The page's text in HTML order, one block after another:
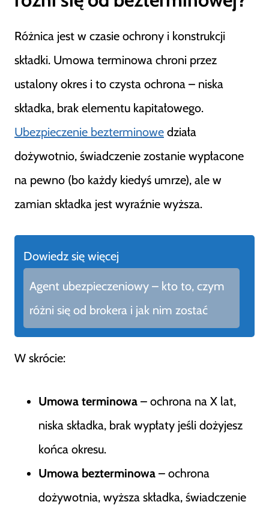
Różnica jest w czasie ochrony i konstrukcji
składki. Umowa terminowa chroni przez
ustalony okres i to czysta ochrona – niska
składka, brak elementu kapitałowego.
Ubezpieczenie bezterminowe działa
dożywotnio, świadczenie zostanie wypłacone
na pewno (bo każdy kiedyś umrze), ale w
zamian składka jest wyraźnie wyższa.
Dowiedz się więcej
Agent ubezpieczeniowy – kto to, czym
różni się od brokera i jak nim zostać
W skrócie:
Umowa terminowa – ochrona na X lat,
niska składka, brak wypłaty jeśli dożyjesz
końca okresu.
Umowa bezterminowa – ochrona
dożywotnia, wyższa składka, świadczenie